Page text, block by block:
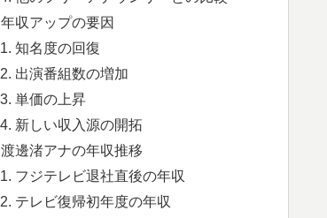
年収アップの要因
知名度の回復
出演番組数の増加
単価の上昇
新しい収入源の開拓
渡邊渚アナの年収推移
フジテレビ退社直後の年収
テレビ復帰初年度の年収